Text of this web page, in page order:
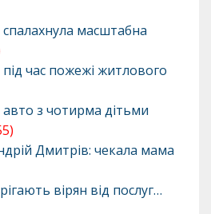
масштабна
час пожежі житлового
з чотирма дітьми
Дмитрів: чекала мама
вірян від послуг…